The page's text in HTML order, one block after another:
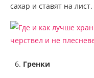
сахар и ставят на
Гренки